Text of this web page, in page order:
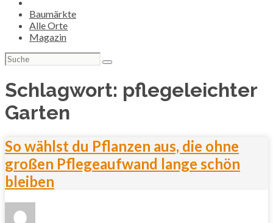
Baumärkte
Alle Orte
Magazin
Suchen
nach:
Schlagwort: pflegeleichter
Garten
So wählst du Pflanzen aus, die ohne
großen Pflegeaufwand lange schön
bleiben